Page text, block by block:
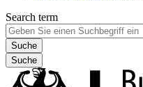
Search term
Suche